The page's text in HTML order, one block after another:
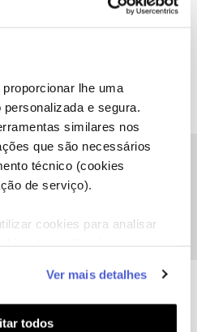
lhe uma
e segura.
similares nos
que são necessários
técnico (cookies
de serviço).
cookies para analisar
personalização e
aos seus interesses
Pode gerir a
Ver mais detalhes
todos
de junho